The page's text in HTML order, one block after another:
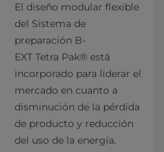
El diseño modular flexible
del Sistema de
preparación B-
EXT Tetra Pak® está
incorporado para liderar el
mercado en cuanto a
disminución de la pérdida
de producto y reducción
del uso de la energía.